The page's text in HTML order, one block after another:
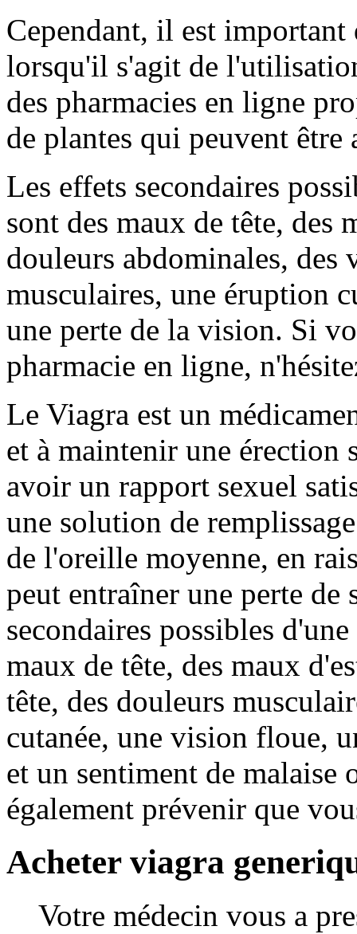
Cependant, il est important
lorsqu'il s'agit de
des pharmacies en ligne
de plantes qui peuvent
Les effets secondaires
sont des maux de tête, des
douleurs abdominales, des
musculaires, une éruption
une perte de la vision. Si
pharmacie en ligne,
Le Viagra est un
et à maintenir une érection
avoir un rapport sexuel
une solution de
de l'oreille moyenne, en
peut entraîner une perte de
secondaires possibles
maux de tête, des maux
tête, des douleurs
cutanée, une vision floue,
et un sentiment de
également prévenir que
Acheter viagra
Votre médecin vous a